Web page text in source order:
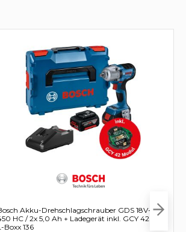
Akku-Drehschlagschrauber GDS 18V-
HC / 2x 5,0 Ah + Ladegerät inkl. GCY 42 in
Boxx 136